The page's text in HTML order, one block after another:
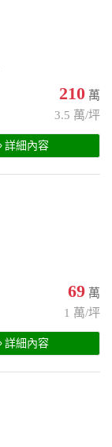
210 萬
3.5 萬/坪
詳細內容
69 萬
1 萬/坪
詳細內容